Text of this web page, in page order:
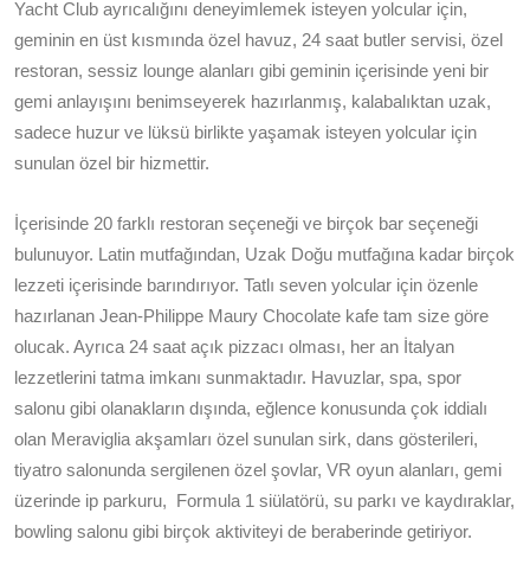
Yacht Club ayrıcalığını deneyimlemek isteyen yolcular için,
geminin en üst kısmında özel havuz, 24 saat butler servisi, özel
restoran, sessiz lounge alanları gibi geminin içerisinde yeni bir
gemi anlayışını benimseyerek hazırlanmış, kalabalıktan uzak,
sadece huzur ve lüksü birlikte yaşamak isteyen yolcular için
sunulan özel bir hizmettir.
İçerisinde 20 farklı restoran seçeneği ve birçok bar seçeneği
bulunuyor. Latin mutfağından, Uzak Doğu mutfağına kadar birçok
lezzeti içerisinde barındırıyor. Tatlı seven yolcular için özenle
hazırlanan Jean-Philippe Maury Chocolate kafe tam size göre
olucak. Ayrıca 24 saat açık pizzacı olması, her an İtalyan
lezzetlerini tatma imkanı sunmaktadır. Havuzlar, spa, spor
salonu gibi olanakların dışında, eğlence konusunda çok iddialı
olan Meraviglia akşamları özel sunulan sirk, dans gösterileri,
tiyatro salonunda sergilenen özel şovlar, VR oyun alanları, gemi
üzerinde ip parkuru, Formula 1 siülatörü, su parkı ve kaydıraklar,
bowling salonu gibi birçok aktiviteyi de beraberinde getiriyor.